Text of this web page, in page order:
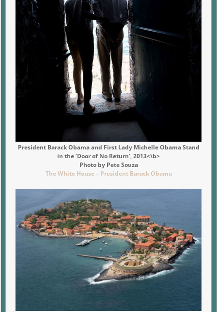
President Barack Obama and First Lady Michelle Obama Stand
in the ‘Door of No Return’, 2013<\b>
Photo by Pete Souza
The White House – President Barack Obama